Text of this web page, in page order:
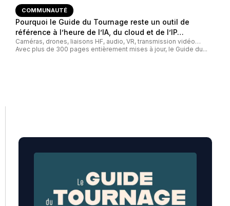
COMMUNAUTÉ
Pourquoi le Guide du Tournage reste un outil de
référence à l’heure de l’IA, du cloud et de l’IP…
Caméras, drones, liaisons HF, audio, VR, transmission vidéo…
Avec plus de 300 pages entièrement mises à jour, le Guide du...